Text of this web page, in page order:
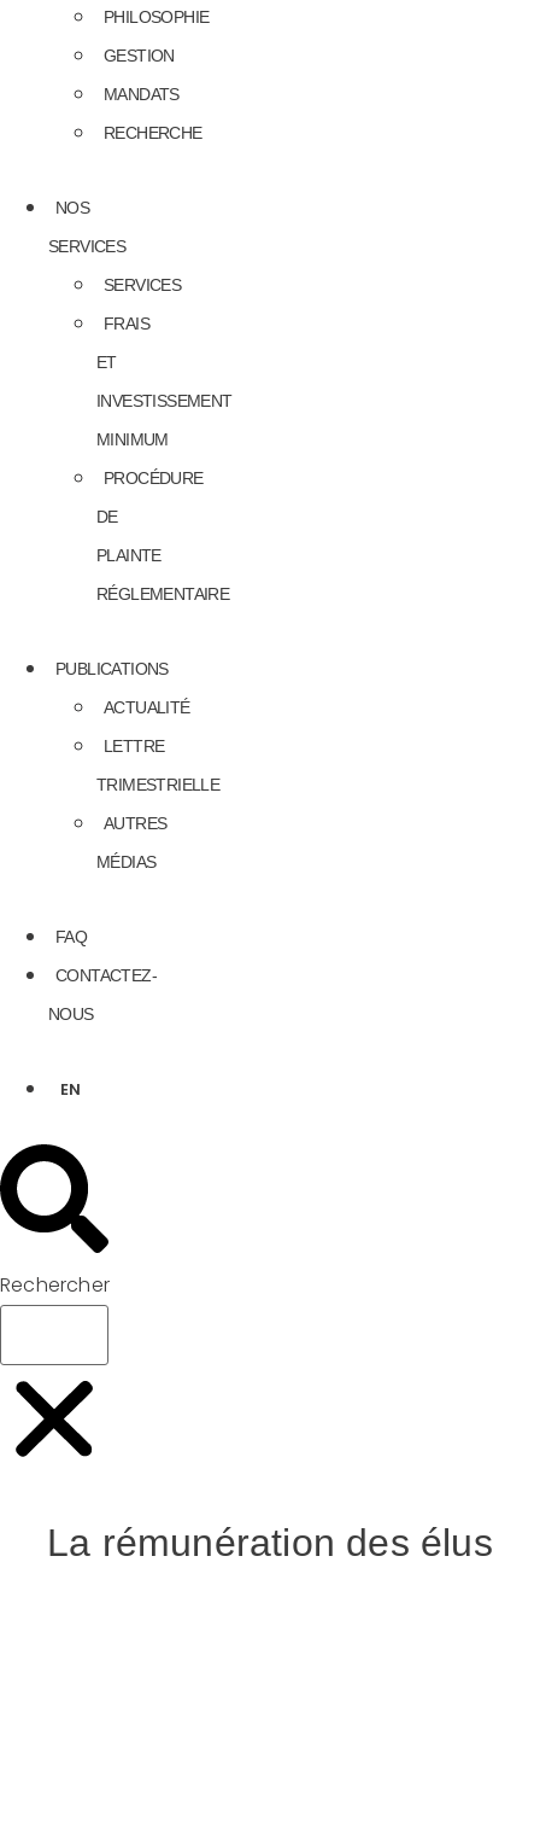
PHILOSOPHIE
GESTION
MANDATS
RECHERCHE
NOS
SERVICES
SERVICES
FRAIS
ET
INVESTISSEMENT
MINIMUM
PROCÉDURE
DE
PLAINTE
RÉGLEMENTAIRE
PUBLICATIONS
ACTUALITÉ
LETTRE
TRIMESTRIELLE
AUTRES
MÉDIAS
FAQ
CONTACTEZ-
NOUS
EN
Rechercher
La rémunération des élus